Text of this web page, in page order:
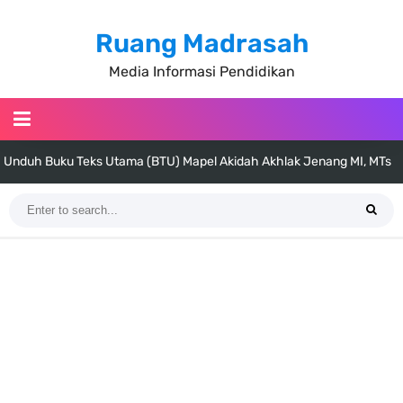
Ruang Madrasah
Media Informasi Pendidikan
Unduh Buku Teks Utama (BTU) Al-Qur'an Hadis Semua Jenjang